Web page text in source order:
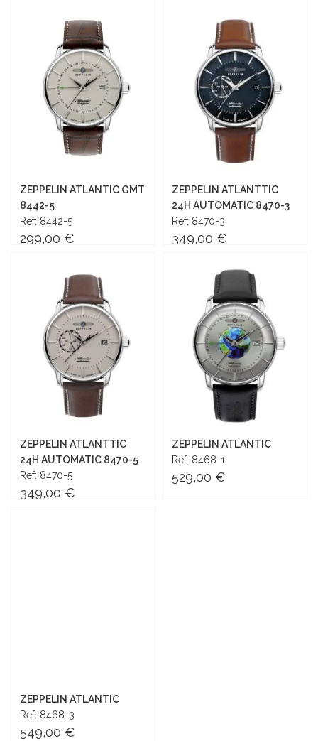
Añadir al carrito Añadir al carrito
ZEPPELIN ATLANTIC GMT
8442-5
Ref: 8442-5
299,00 €
Añadir al carrito
ZEPPELIN ATLANTTIC
24H AUTOMATIC 8470-3
Ref: 8470-3
349,00 €
Añadir al carrito
ZEPPELIN ATLANTTIC
24H AUTOMATIC 8470-5
Ref: 8470-5
349,00 €
ZEPPELIN ATLANTIC
Ref: 8468-1
529,00 €
ZEPPELIN ATLANTIC
Ref: 8468-3
549,00 €